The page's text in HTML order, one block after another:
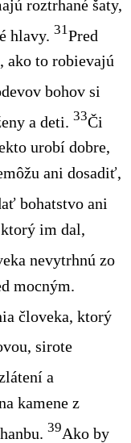
roztrhané šaty,
hlavy. 31Pred
ako to robievajú
bohov si
a deti. 33Či
urobí dobre,
ani dosadiť,
bohatstvo ani
im dal,
nevytrhnú zo
mocným.
človeka, ktorý
sirote
a
kamene z
39Ako by